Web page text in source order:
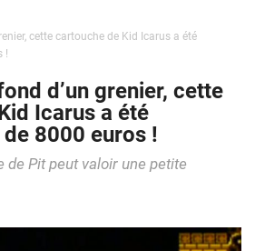
cette cartouche de Kid Icarus a été
!
d’un grenier, cette
Icarus a été
8000 euros !
de Pit peut valoir une petite